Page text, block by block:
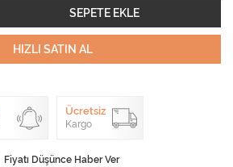
SEPETE EKLE
HIZLI SATIN AL
Ücretsiz
Kargo
Fiyatı Düşünce Haber Ver